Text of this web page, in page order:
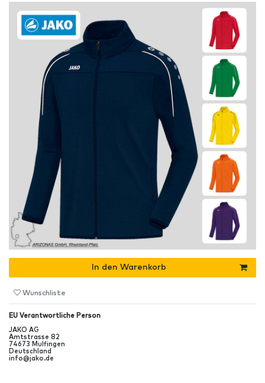
In den Warenkorb
Wunschliste
EU Verantwortliche Person
JAKO AG
Amtstrasse 82
74673 Mulfingen
Deutschland
info@jako.de